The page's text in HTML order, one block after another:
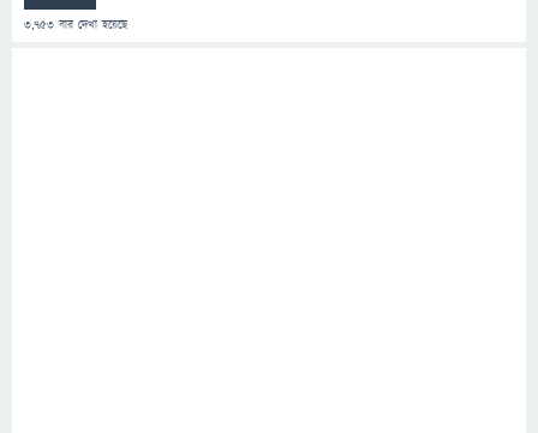
3,753 বার দেখা হয়েছে